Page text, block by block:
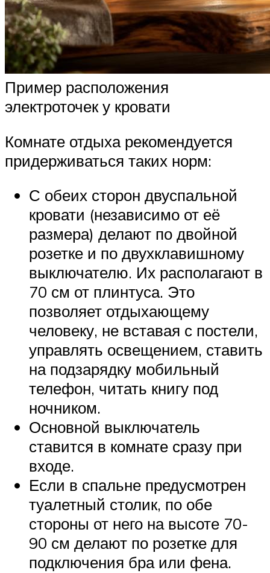
Пример расположения
электроточек у кровати
Комнате отдыха рекомендуется
придерживаться таких норм:
С обеих сторон двуспальной
кровати (независимо от её
размера) делают по двойной
розетке и по двухклавишному
выключателю. Их располагают в
70 см от плинтуса. Это
позволяет отдыхающему
человеку, не вставая с постели,
управлять освещением, ставить
на подзарядку мобильный
телефон, читать книгу под
ночником.
Основной выключатель
ставится в комнате сразу при
входе.
Если в спальне предусмотрен
туалетный столик, по обе
стороны от него на высоте 70-
90 см делают по розетке для
подключения бра или фена.